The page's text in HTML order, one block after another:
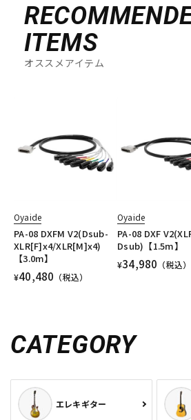
ITEMS
オススメアイテム
Oyaide
PA-08 DXFM V2(Dsub-
XLR[F]x4/XLR[M]x4)
【3.0m】
¥40,480 （税込）
Oyaide
PA-08 DXF
Dsub)【1.5m】
¥34,980 （税込）
CATEGORY
エレキギター